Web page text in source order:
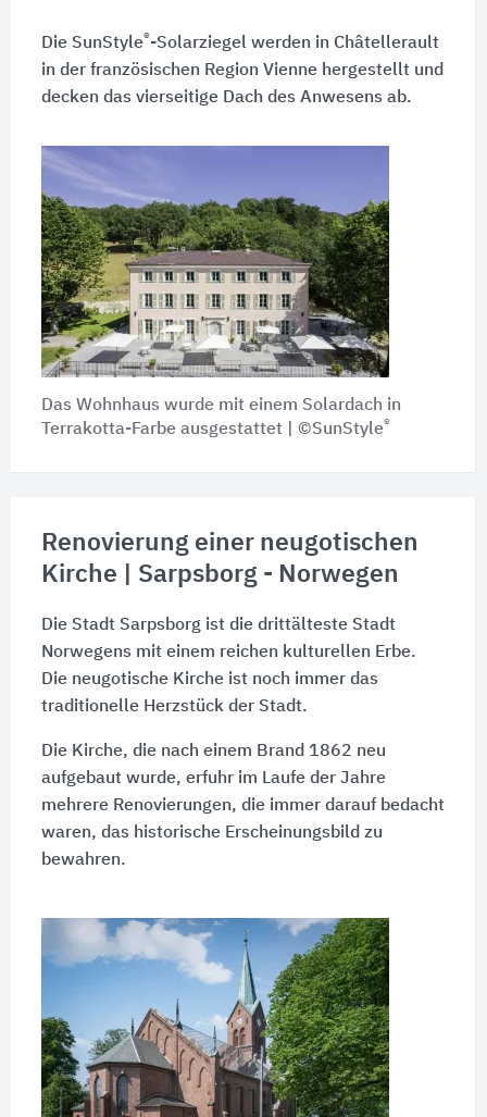
Die SunStyle®-Solarziegel werden in Châtellerault
in der französischen Region Vienne hergestellt und
decken das vierseitige Dach des Anwesens ab.
Das Wohnhaus wurde mit einem Solardach in
Terrakotta-Farbe ausgestattet | ©SunStyle®
Renovierung einer neugotischen
Kirche | Sarpsborg - Norwegen
Die Stadt Sarpsborg ist die drittälteste Stadt
Norwegens mit einem reichen kulturellen Erbe.
Die neugotische Kirche ist noch immer das
traditionelle Herzstück der Stadt.
Die Kirche, die nach einem Brand 1862 neu
aufgebaut wurde, erfuhr im Laufe der Jahre
mehrere Renovierungen, die immer darauf bedacht
waren, das historische Erscheinungsbild zu
bewahren.